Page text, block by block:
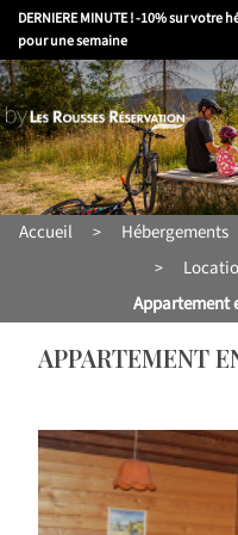
DERNIERE MINUTE ! -10% sur votre
pour une semaine
Accueil > Hébergements
>
Appartement
APPARTEMENT